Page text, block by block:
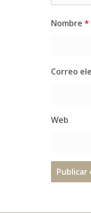
Nombre *
Correo
Web